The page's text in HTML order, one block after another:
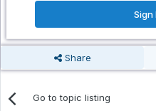
Sign
Share
Go to topic listing